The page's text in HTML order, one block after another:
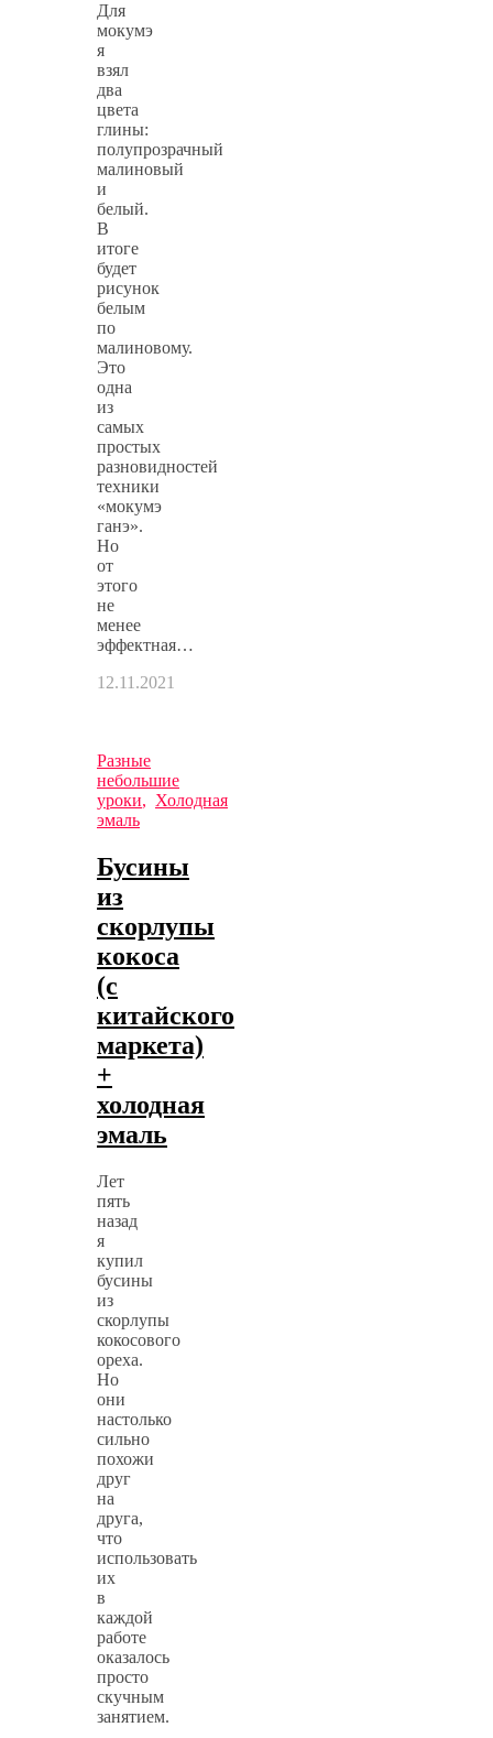
Для
мокумэ
я
взял
два
цвета
глины:
полупрозрачный
малиновый
и
белый.
В
итоге
будет
рисунок
белым
по
малиновому.
Это
одна
из
самых
простых
разновидностей
техники
«мокумэ
ганэ».
Но
от
этого
не
менее
эффектная…
12.11.2021
Разные
небольшие
уроки, Холодная
эмаль
Бусины
из
скорлупы
кокоса
(с
китайского
маркета)
+
холодная
эмаль
Лет
пять
назад
я
купил
бусины
из
скорлупы
кокосового
ореха.
Но
они
настолько
сильно
похожи
друг
на
друга,
что
использовать
их
в
каждой
работе
оказалось
просто
скучным
занятием.